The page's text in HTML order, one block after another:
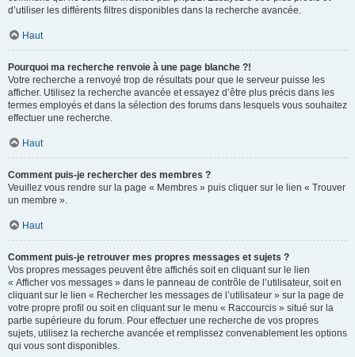
d’utiliser les différents filtres disponibles dans la recherche avancée.
Haut
Pourquoi ma recherche renvoie à une page blanche ?!
Votre recherche a renvoyé trop de résultats pour que le serveur puisse les
afficher. Utilisez la recherche avancée et essayez d’être plus précis dans les
termes employés et dans la sélection des forums dans lesquels vous souhaitez
effectuer une recherche.
Haut
Comment puis-je rechercher des membres ?
Veuillez vous rendre sur la page « Membres » puis cliquer sur le lien « Trouver
un membre ».
Haut
Comment puis-je retrouver mes propres messages et sujets ?
Vos propres messages peuvent être affichés soit en cliquant sur le lien
« Afficher vos messages » dans le panneau de contrôle de l’utilisateur, soit en
cliquant sur le lien « Rechercher les messages de l’utilisateur » sur la page de
votre propre profil ou soit en cliquant sur le menu « Raccourcis » situé sur la
partie supérieure du forum. Pour effectuer une recherche de vos propres
sujets, utilisez la recherche avancée et remplissez convenablement les options
qui vous sont disponibles.